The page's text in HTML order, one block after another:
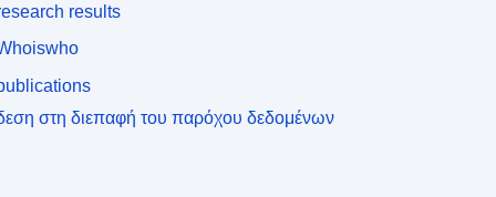
results
στη διεπαφή του παρόχου δεδομένων